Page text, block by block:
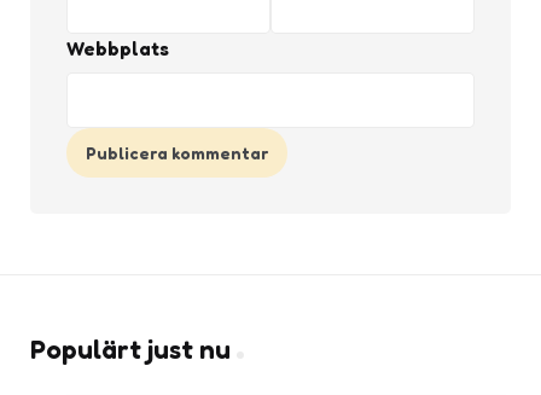
Webbplats
Populärt just nu